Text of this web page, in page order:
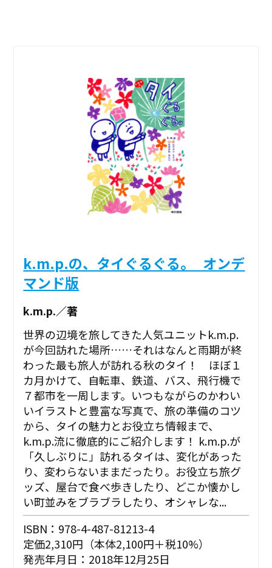
k.m.p.の、タイぐるぐる。_オンデ
マンド版
k.m.p.／著
世界の辺境を旅してきた人気ユニットk.m.p.
が今回訪れた場所……それはなんと雨期が終
わった最も旅人が訪れる秋のタイ！ ほぼ１
カ月かけて、自転車、鉄道、バス、飛行機で
７都市を一周します。いつもながらのかわい
いイラストと豊富な写真で、旅の準備のコツ
から、タイの魅力とお役立ち情報まで、
k.m.p.流に徹底的にご紹介します！ k.m.p.が
「久しぶりに」訪れるタイは、変化があった
り、変わらないままだったり。お役立ち旅グ
ッズ、屋台で食べ歩きしたり、どこか懐かし
い町並みをブラブラしたり、オシャレな...
ISBN：978-4-487-81213-4
定価2,310円（本体2,100円＋税10%）
発売年月日：2018年12月25日